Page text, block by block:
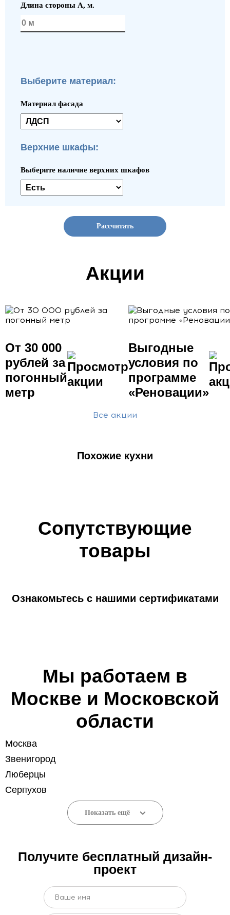
Длина стороны A, м.
Выберите материал:
Материал фасада
Верхние шкафы:
Выберите наличие верхних шкафов
Рассчитать
Акции
От 30 000
рублей за
погонный
метр
Выгодные
условия по
программе
«Реновации»
Все акции
Похожие кухни
Сопутствующие
товары
Ознакомьтесь с нашими сертификатами
Мы работаем в
Москве и Московской
области
Москва
Звенигород
Люберцы
Серпухов
Показать ещё
Получите бесплатный дизайн-
проект